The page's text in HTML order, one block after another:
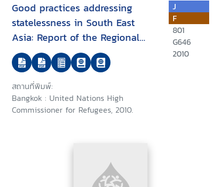
Good practices addressing
statelessness in South East
Asia: Report of the Regional
Expert Roundtable on Good
Practices for the Identification,
Prevention and Reduction of
Statelessness and the
Protection of Stateless Persons
สถานที่พิมพ์:
Bangkok : United Nations High
Commissioner for Refugees, 2010.
J
F
801
G646
2010